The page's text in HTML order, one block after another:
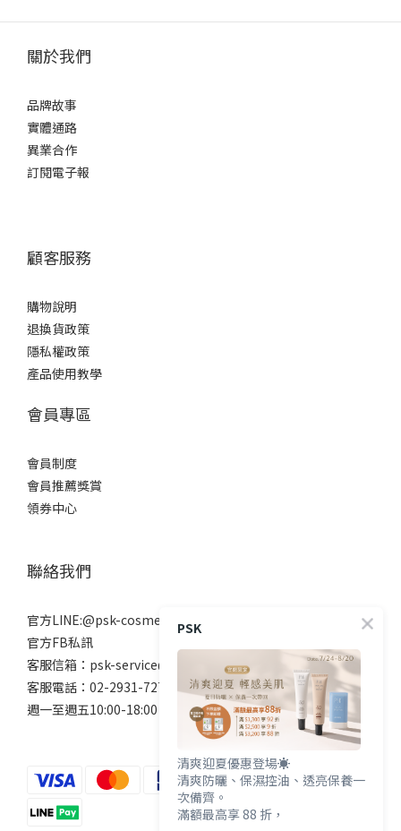
關於我們
品牌故事
實體通路
異業合作
訂閱電子報
顧客服務
購物說明
退換貨政策
隱私權政策
產品使用教學
會員專區
會員制度
會員推薦獎賞
領券中心
聯絡我們
官方LINE:@psk-cosmetic
官方FB私訊
客服信箱：psk-service@beanne.com.tw
客服電話：02-2931-7272
週一至週五10:00-18:00 例假日除外
PSK
清爽迎夏優惠登場☀️
清爽防曬、保濕控油、透亮保養一
次備齊。
滿額最高享 88 折，